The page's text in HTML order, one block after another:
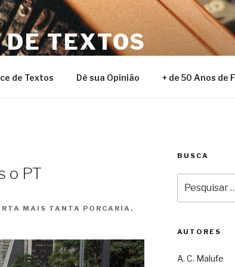
TEXTOS
de Textos Dê sua Opinião + de 50 Anos de
o PT
MAIS TANTA PORCARIA.
BUSCA
por:
AUTORES
A. C. Malufe